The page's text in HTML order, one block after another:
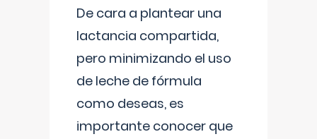
De cara a plantear una
lactancia compartida,
pero minimizando el uso
de leche de fórmula
como deseas, es
importante conocer que